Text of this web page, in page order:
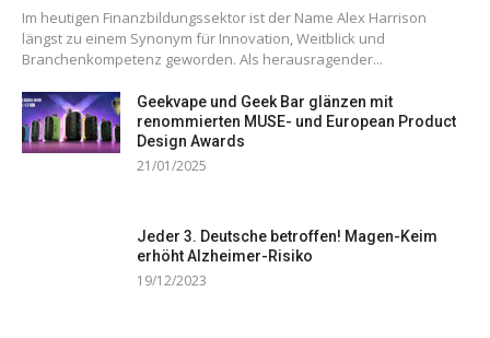
Im heutigen Finanzbildungssektor ist der Name Alex Harrison
längst zu einem Synonym für Innovation, Weitblick und
Branchenkompetenz geworden. Als herausragender...
Geekvape und Geek Bar glänzen mit
renommierten MUSE- und European Product
Design Awards
21/01/2025
Jeder 3. Deutsche betroffen! Magen-Keim
erhöht Alzheimer-Risiko
19/12/2023